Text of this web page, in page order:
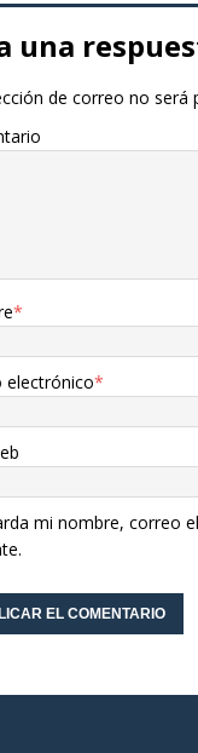
una
de correo no será
*
electrónico*
mi nombre, correo